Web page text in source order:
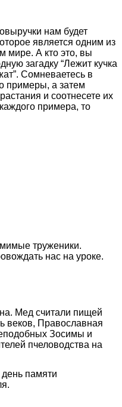
нам будет
является одним из
мире. А кто это, вы
загадку “Лежит кучка
Сомневаетесь в
примеры, а затем
и соотнесете их
примера, то
труженики.
нас на уроке.
Мед считали пищей
веков, Православная
Зосимы и
пчеловодства на
памяти